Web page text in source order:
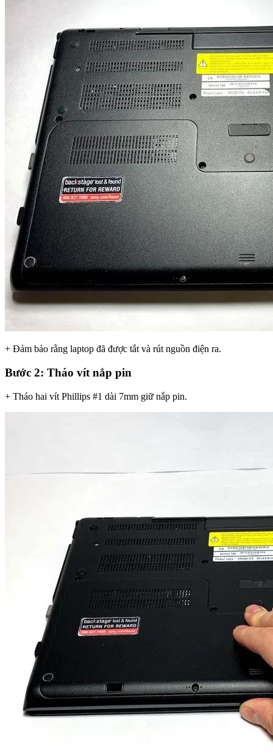
+ Đảm bảo rằng laptop đã được tắt và rút nguồn điện ra.
Bước 2: Tháo vít nắp pin
+ Tháo hai vít Phillips #1 dài 7mm giữ nắp pin.